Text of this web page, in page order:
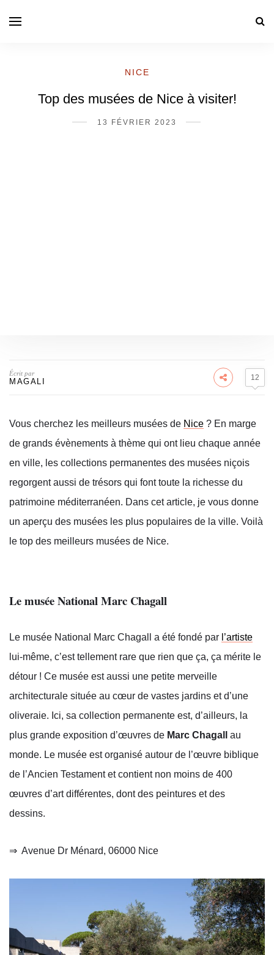
NICE
Top des musées de Nice à visiter!
13 FÉVRIER 2023
Écrit par
MAGALI 12
Vous cherchez les meilleurs musées de Nice ? En marge
de grands évènements à thème qui ont lieu chaque année
en ville, les collections permanentes des musées niçois
regorgent aussi de trésors qui font toute la richesse du
patrimoine méditerranéen. Dans cet article, je vous donne
un aperçu des musées les plus populaires de la ville. Voilà
le top des meilleurs musées de Nice.
Le musée National Marc Chagall
Le musée National Marc Chagall a été fondé par l’artiste
lui-même, c’est tellement rare que rien que ça, ça mérite le
détour ! Ce musée est aussi une petite merveille
architecturale située au cœur de vastes jardins et d’une
oliveraie. Ici, sa collection permanente est, d’ailleurs, la
plus grande exposition d’œuvres de Marc Chagall
au
monde. Le musée est organisé autour de l’œuvre biblique
de l’Ancien Testament et contient non moins de 400
œuvres d’art différentes, dont des peintures et des
dessins.
⇒ Avenue Dr Ménard, 06000 Nice